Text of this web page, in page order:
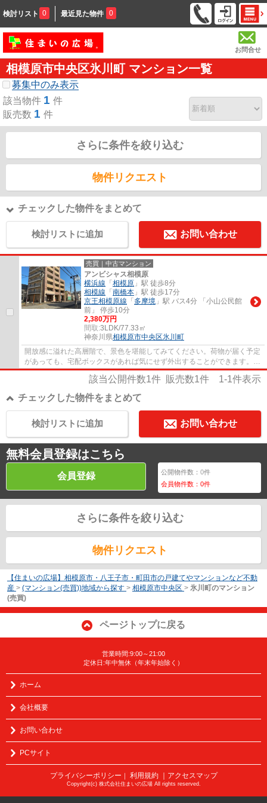
検討リスト 0 最近見た物件 0
お問合せ
相模原市中央区氷川町 マンション一覧
募集中のみ表示
該当物件 1 件
販売数 1 件
さらに条件を絞り込む
物件リクエスト
チェックした物件をまとめて
検討リストに追加 お問い合わせ
売買｜中古マンション
アンビシャス相模原
横浜線 「 相模原 」駅 徒歩8分
相模線 「 南橋本 」駅 徒歩17分
京王相模原線 「 多摩境 」駅 バス4分 「小山公民館
前」 停歩10分
2,380万円
間取:3LDK/77.33㎡
神奈川県相模原市中央区氷川町
開放感に溢れた高層階で、景色を堪能してみてください。荷物が届く予定
があっても、宅配ボックスがあれば気にせず外出することができます。駅
から徒歩8分圏内に立地しています。広々と...
該当公開件数1件 販売数1件 1-1件表示
チェックした物件をまとめて
お問い合わせ
検討リストに追加
無料会員登録はこちら
会員登録 公開物件数：0件
会員物件数：0件
さらに条件を絞り込む
物件リクエスト
【住まいの広場】相模原市・八王子市・町田市の戸建てやマンションなど不動
産 > (マンション(売買))地域から探す > 相模原市中央区 > 氷川町のマンション
(売買)
ページトップに戻る
営業時間:9:00～21:00
定休日:年中無休（年末年始除く）
ホーム
会社概要
お問い合わせ
PCサイト
プライバシーポリシー ｜ 利用規約 ｜アクセスマップ
Copyright(c) 株式会社住まいの広場 All rights reserved.